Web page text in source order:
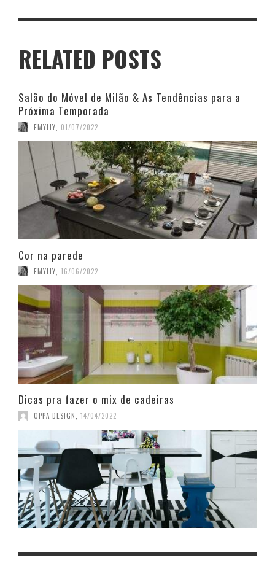
RELATED POSTS
Salão do Móvel de Milão & As Tendências para a
Próxima Temporada
EMYLLY, 01/07/2022
Cor na parede
EMYLLY 16/06/2022
Dicas pra fazer o mix de cadeiras
OPPA DESIGN 14/04/2022